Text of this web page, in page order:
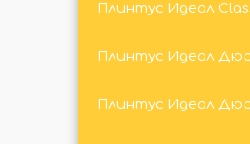
Плинтус Идеал
Плинтус Идеал
Плинтус Идеал